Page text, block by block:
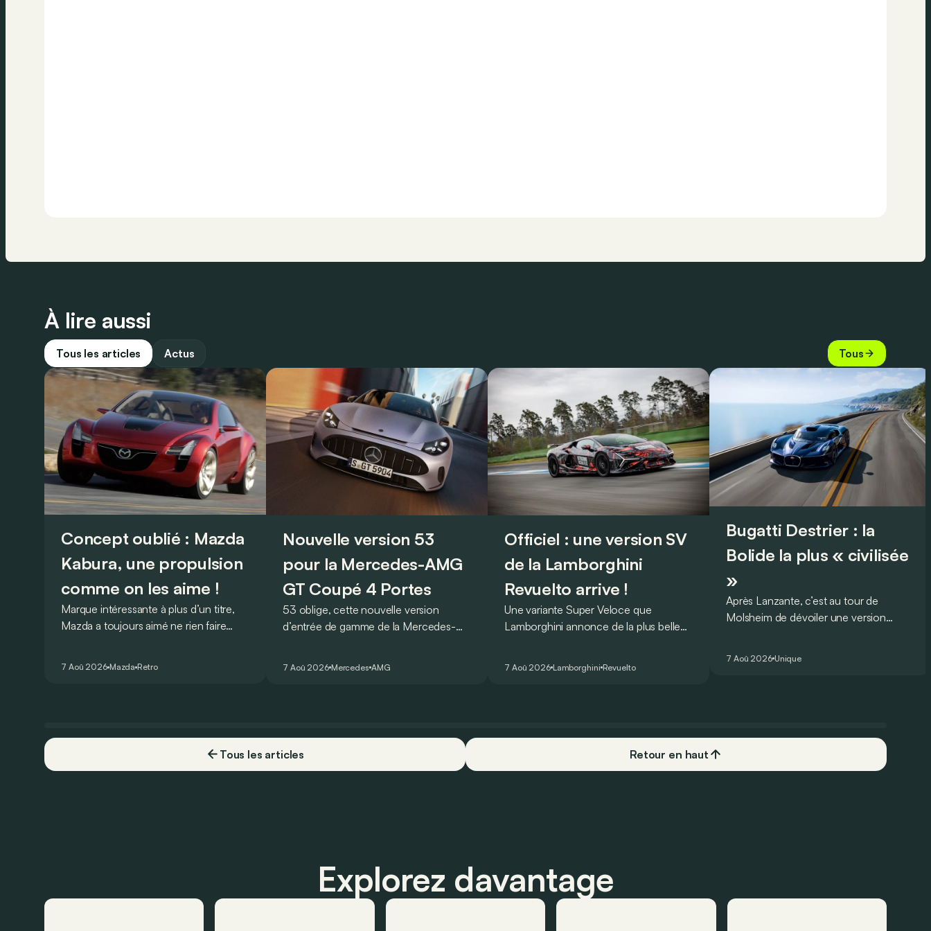
À lire aussi
Tous les articles Actus Tous
Concept oublié : Mazda
Kabura, une propulsion
comme on les aime !
Marque intéressante à plus d’un titre,
Mazda a toujours aimé ne rien faire
7 Aoû 2026 Mazda Retro
Nouvelle version 53
pour la Mercedes-AMG
GT Coupé 4 Portes
53 oblige, cette nouvelle version
d’entrée de gamme de la Mercedes-
7 Aoû 2026 Mercedes AMG
Officiel : une version SV
de la Lamborghini
Revuelto arrive !
Une variante Super Veloce que
Lamborghini annonce de la plus belle
voiture de série !
7 Aoû 2026 Lamborghini Revuelto
Bugatti Destrier : la
Bolide la plus « civilisée
»
Après Lanzante, c’est au tour de
Molsheim de dévoiler une version
7 Aoû 2026 Unique
Tous les articles Retour en haut
Explorez davantage